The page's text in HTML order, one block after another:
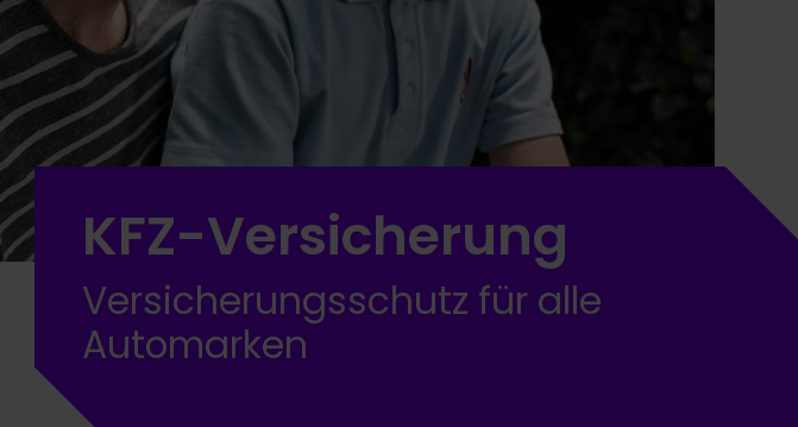
KFZ-Versicherung
Versicherungsschutz für alle
Automarken